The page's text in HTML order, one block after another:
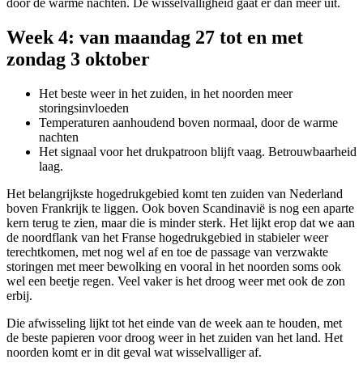
door de warme nachten. De wisselvalligheid gaat er dan meer uit.
Week 4: van maandag 27 tot en met
zondag 3 oktober
Het beste weer in het zuiden, in het noorden meer
storingsinvloeden
Temperaturen aanhoudend boven normaal, door de warme
nachten
Het signaal voor het drukpatroon blijft vaag. Betrouwbaarheid
laag.
Het belangrijkste hogedrukgebied komt ten zuiden van Nederland
boven Frankrijk te liggen. Ook boven Scandinavië is nog een aparte
kern terug te zien, maar die is minder sterk. Het lijkt erop dat we aan
de noordflank van het Franse hogedrukgebied in stabieler weer
terechtkomen, met nog wel af en toe de passage van verzwakte
storingen met meer bewolking en vooral in het noorden soms ook
wel een beetje regen. Veel vaker is het droog weer met ook de zon
erbij.
Die afwisseling lijkt tot het einde van de week aan te houden, met
de beste papieren voor droog weer in het zuiden van het land. Het
noorden komt er in dit geval wat wisselvalliger af.